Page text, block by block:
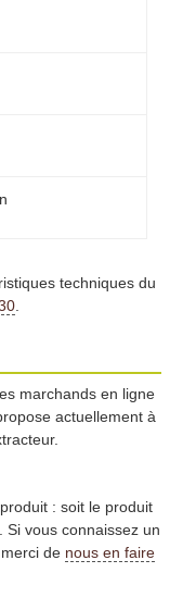
techniques du
marchands en ligne
actuellement à
: soit le produit
vous connaissez un
de nous en faire